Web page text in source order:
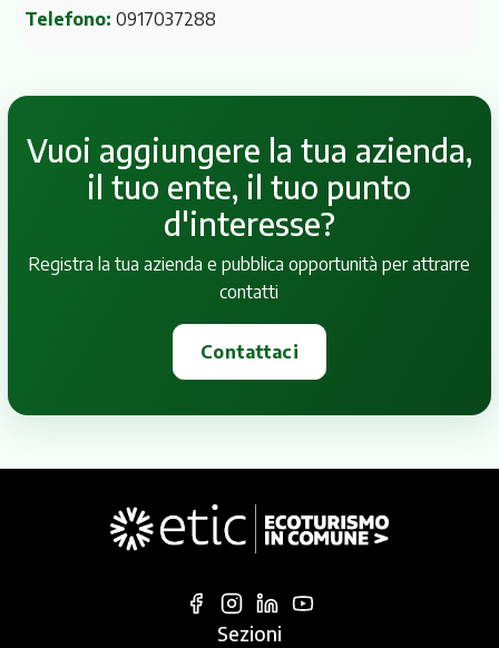
Telefono: 0917037288
Vuoi aggiungere la tua azienda,
il tuo ente, il tuo punto
d'interesse?
Registra la tua azienda e pubblica opportunità per attrarre
contatti
Contattaci
Sezioni